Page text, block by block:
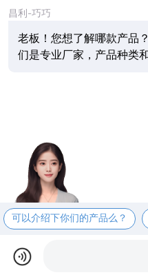
昌利-巧巧
老板！您想了解哪款产品
们是专业厂家，产品种类
可以介绍下你们的产品么？